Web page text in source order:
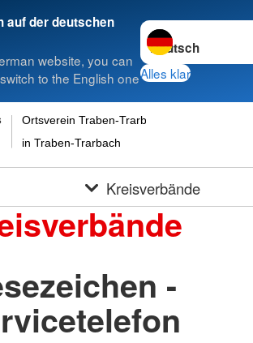
auf der deutschen
website, you can
to the English one
Sprache wechseln
Alles klar
in Traben-Trarbach
Ortsverein Traben-Trarbach Eifel-Mosel-
Kreisverbände
-